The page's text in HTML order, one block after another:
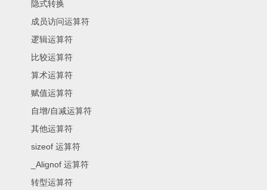
隐式转换
成员访问运算符
逻辑运算符
比较运算符
算术运算符
赋值运算符
自增/自减运算符
其他运算符
sizeof 运算符
_Alignof 运算符
转型运算符